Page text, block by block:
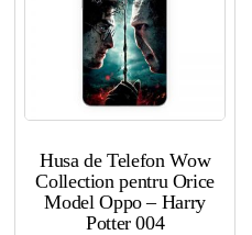
Husa de Telefon Wow
Collection pentru Orice
Model Oppo – Harry
Potter 004